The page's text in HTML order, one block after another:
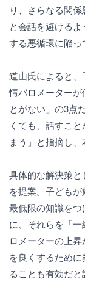
り、さらなる関
と会話を避ける
する悪循環に陥っ
道山氏によると
情バロメーターが
とがない」の3点
くても、話すこ
まう」と指摘し、
具体的な解決策
を提案。子どもが
最低限の知識を
に、それらを「
ロメーターの上
を良くするため
ることも有効だと